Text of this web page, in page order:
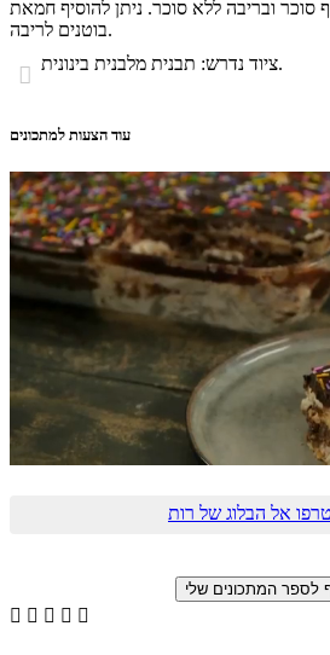
ובריבה ללא סוכר. ניתן להוסיף חמאת
בוטנים לריבה.
 ציוד נדרש: תבנית מלבנית בינונית.
עוד הצעות למתכונים
אל הבלוג של רות
    